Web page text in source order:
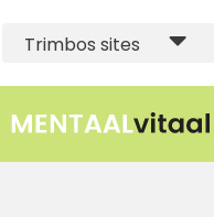
Trimbos sites